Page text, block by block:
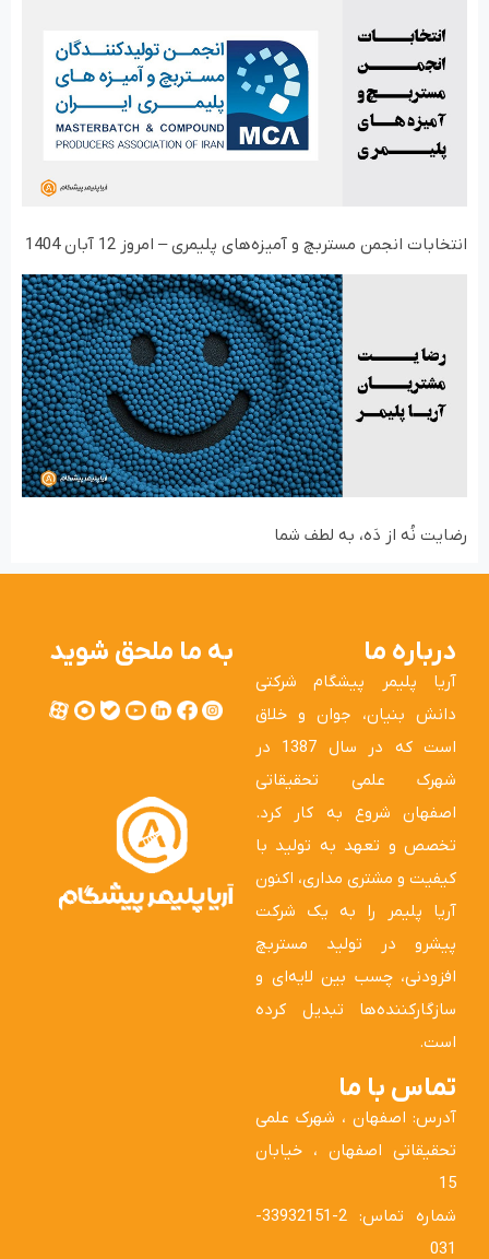
انتخابات انجمن مستربچ و آمیزه‌های پلیمری – امروز 12 آبان 1404
رضایت نُه از دَه، به لطف شما
درباره ما
آریا پلیمر پیشگام شرکتی
دانش بنیان، جوان و خلاق
است که در سال 1387 در
شهرک علمی تحقیقاتی
اصفهان شروع به کار کرد.
تخصص و تعهد به تولید با
کیفیت و مشتری مداری، اکنون
آریا پلیمر را به یک شرکت
پیشرو در تولید مستربچ
افزودنی، چسب بین لایه‌ای و
سازگارکننده‌ها تبدیل کرده
است.
تماس با ما
آدرس: اصفهان ، شهرک علمی
تحقیقاتی اصفهان ، خیابان
15
شماره تماس: 2-33932151-
031
به ما ملحق شوید